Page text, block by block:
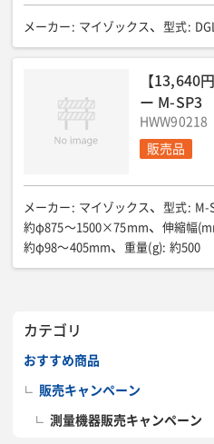
メーカー : マイゾックス 型式:
【13,640
ー M-SP3
HWW90218
販売品
メーカー : マイゾックス 型式: M-
約φ875〜1500×75mm
伸縮幅
約φ98〜405mm
重量(g): 約500
カテゴリ
おすすめ商品
販売キャンペーン
測量機器販売キャンペーン